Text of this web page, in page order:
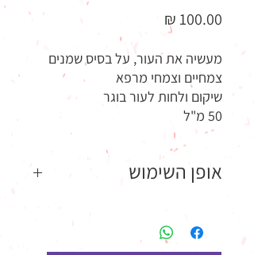
מעשיה את העור, על בסיס שמנים
צמחיים וצמחי מרפא
שיקום ולחות לעור בוגר
50 מ"ל
אופן השימוש